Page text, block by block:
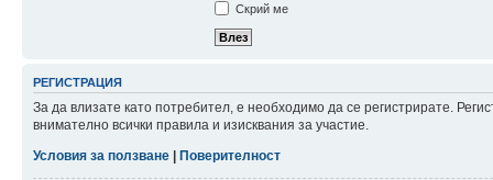
Скрий ме
РЕГИСТРАЦИЯ
За да влизате като потребител, е необходимо да се регистрирате.
внимателно всички правила и изисквания за участие.
Условия за ползване
Поверителност